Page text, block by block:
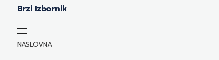
Brzi Izbornik
NASLOVNA